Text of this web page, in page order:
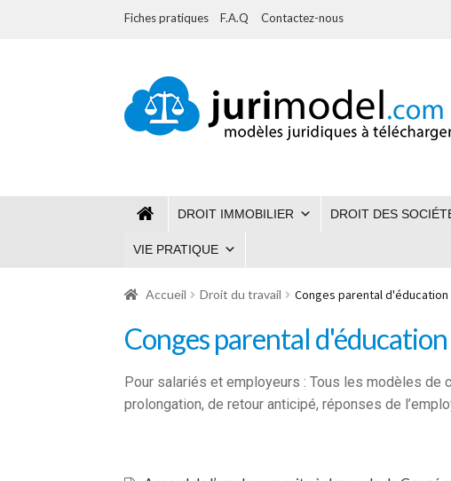
Fiches pratiques F.A.Q Contactez-nous
Aller
à
la
Aller
au
contenu
DROIT IMMOBILIER DROIT DES
VIE PRATIQUE
Accueil Droit du travail Conges parental d'éducation
Conges parental d'éducation
Pour salariés et employeurs : Tous les modèles de
prolongation, de retour anticipé, réponses de